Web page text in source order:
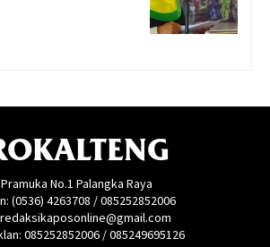
No.1 Palangka Raya
(0536) 4263708 / 085252852006
085252852006 / 085249695126